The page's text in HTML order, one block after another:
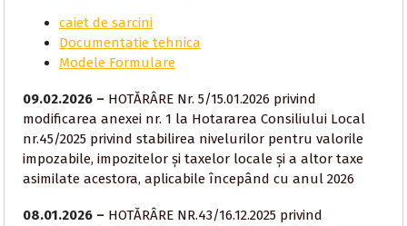
caiet de sarcini
Documentatie tehnica
Modele Formulare
09.02.2026 – HOTĂRÂRE Nr. 5/15.01.2026 privind
modificarea anexei nr. 1 la Hotararea Consiliului Local
nr.45/2025 privind stabilirea nivelurilor pentru valorile
impozabile, impozitelor și taxelor locale și a altor taxe
asimilate acestora, aplicabile începând cu anul 2026
08.01.2026 – HOTĂRÂRE NR.43/16.12.2025 privind